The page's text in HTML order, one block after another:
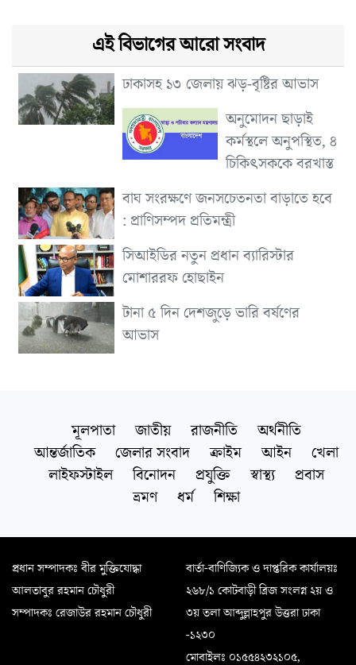
এই বিভাগের আরো সংবাদ
ঢাকাসহ ১৩ জেলায় ঝড়-বৃষ্টির আভাস
অনুমোদন ছাড়াই
কর্মস্থলে অনুপস্থিত, ৪
চিকিৎসককে বরখাস্ত
বাঘ সংরক্ষণে জনসচেতনতা বাড়াতে হবে
: প্রাণিসম্পদ প্রতিমন্ত্রী
সিআইডির নতুন প্রধান ব্যারিস্টার
মোশাররফ হোছাইন
টানা ৫ দিন দেশজুড়ে ভারি বর্ষণের
আভাস
মূলপাতা জাতীয় রাজনীতি
অর্থনীতি
আন্তর্জাতিক
জেলার সংবাদ ক্রাইম আইন
খেলা
লাইফস্টাইল
বিনোদন প্রযুক্তি স্বাস্থ্য
প্রবাস
ভ্রমণ
ধর্ম শিক্ষা
প্রধান সম্পাদকঃ বীর মুক্তিযোদ্ধা
আলতাবুর রহমান চৌধুরী
সম্পাদকঃ রেজাউর রহমান চৌধুরী
বার্তা-বাণিজ্যিক ও দাপ্তরিক কার্যালয়ঃ
২৬৮/১ কোটবাড়ী ব্রিজ সংলগ্ন ২য় ও
৩য় তলা আব্দুল্লাহপুর উত্তরা ঢাকা
-১২৩০
মোবাইলঃ ০১৫৫৪২৩২১০৫,